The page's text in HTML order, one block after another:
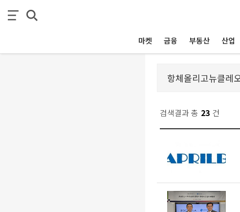
마켓 금융 부동산 산업
검색결과 총 23 건